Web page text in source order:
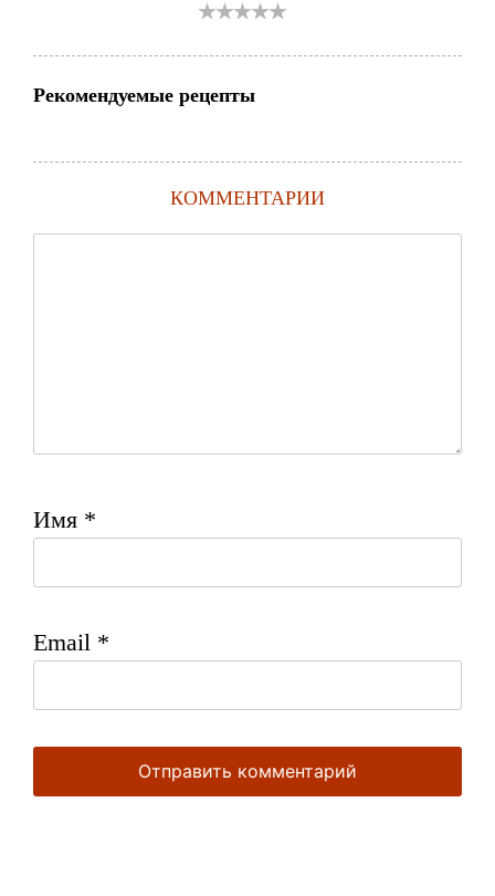
Рекомендуемые рецепты
КОММЕНТАРИИ
Имя *
Email *